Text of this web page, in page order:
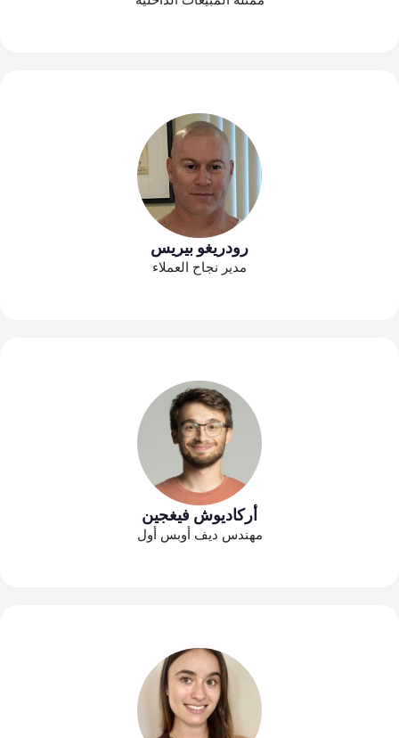
رودريغو بيريس
مدير نجاح العملاء
أركاديوش فيغجين
مهندس ديف أوبس أول